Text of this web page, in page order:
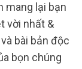
mang lại bạn
vời nhất &
bài bản độc
bọn chúng